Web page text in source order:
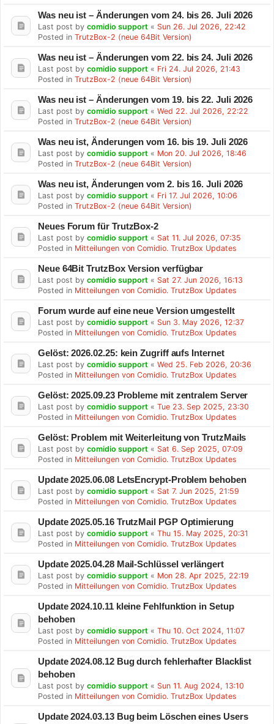
Was neu ist – Änderungen vom 24. bis 26. Juli 2026
Last post by comidio support « Sun 26. Jul 2026, 22:42
Posted in TrutzBox-2 (neue 64Bit Version)
Was neu ist – Änderungen vom 22. bis 24. Juli 2026
Last post by comidio support « Fri 24. Jul 2026, 21:43
Posted in TrutzBox-2 (neue 64Bit Version)
Was neu ist – Änderungen vom 19. bis 22. Juli 2026
Last post by comidio support « Wed 22. Jul 2026, 22:22
Posted in TrutzBox-2 (neue 64Bit Version)
Was neu ist, Änderungen vom 16. bis 19. Juli 2026
Last post by comidio support « Mon 20. Jul 2026, 18:46
Posted in TrutzBox-2 (neue 64Bit Version)
Was neu ist, Änderungen vom 2. bis 16. Juli 2026
Last post by comidio support « Fri 17. Jul 2026, 10:06
Posted in TrutzBox-2 (neue 64Bit Version)
Neues Forum für TrutzBox-2
Last post by comidio support « Sat 11. Jul 2026, 07:35
Posted in Mitteilungen von Comidio. TrutzBox Updates
Neue 64Bit TrutzBox Version verfügbar
Last post by comidio support « Sat 27. Jun 2026, 16:13
Posted in Mitteilungen von Comidio. TrutzBox Updates
Forum wurde auf eine neue Version umgestellt
Last post by comidio support « Sun 3. May 2026, 12:37
Posted in Mitteilungen von Comidio. TrutzBox Updates
Gelöst: 2026.02.25: kein Zugriff aufs Internet
Last post by comidio support « Wed 25. Feb 2026, 20:36
Posted in Mitteilungen von Comidio. TrutzBox Updates
Gelöst: 2025.09.23 Probleme mit zentralem Server
Last post by comidio support « Tue 23. Sep 2025, 23:30
Posted in Mitteilungen von Comidio. TrutzBox Updates
Gelöst: Problem mit Weiterleitung von TrutzMails
Last post by comidio support « Sat 6. Sep 2025, 07:09
Posted in Mitteilungen von Comidio. TrutzBox Updates
Update 2025.06.08 LetsEncrypt-Problem behoben
Last post by comidio support « Sat 7. Jun 2025, 21:59
Posted in Mitteilungen von Comidio. TrutzBox Updates
Update 2025.05.16 TrutzMail PGP Optimierung
Last post by comidio support « Thu 15. May 2025, 20:31
Posted in Mitteilungen von Comidio. TrutzBox Updates
Update 2025.04.28 Mail-Schlüssel verlängert
Last post by comidio support « Mon 28. Apr 2025, 22:19
Posted in Mitteilungen von Comidio. TrutzBox Updates
Update 2024.10.11 kleine Fehlfunktion in Setup
behoben
Last post by comidio support « Thu 10. Oct 2024, 11:07
Posted in Mitteilungen von Comidio. TrutzBox Updates
Update 2024.08.12 Bug durch fehlerhafter Blacklist
behoben
Last post by comidio support « Sun 11. Aug 2024, 13:10
Posted in Mitteilungen von Comidio. TrutzBox Updates
Update 2024.03.13 Bug beim Löschen eines Users